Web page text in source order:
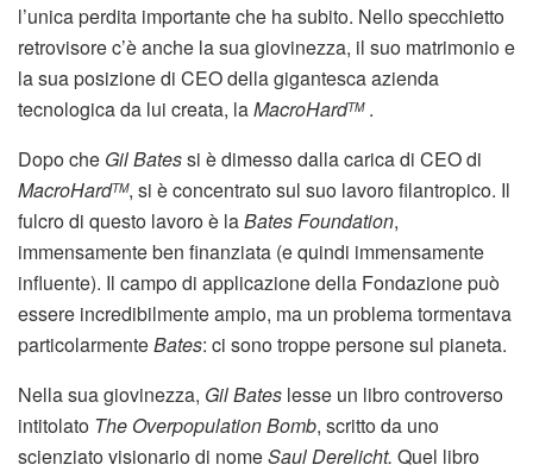
l’unica perdita importante che ha subito. Nello specchietto
retrovisore c’è anche la sua giovinezza, il suo matrimonio e
la sua posizione di CEO della gigantesca azienda
tecnologica da lui creata, laMacroHardTM.
Dopo che Gil Batessi è dimesso dalla carica di CEO di
MacroHardTM, si è concentrato sul suo lavoro filantropico. Il
fulcro di questo lavoro è laBates Foundation,
immensamente ben finanziata (e quindi immensamente
influente). Il campo di applicazione della Fondazione può
essere incredibilmente ampio, ma un problema tormentava
particolarmenteBates: ci sono troppe persone sul pianeta.
Nella sua giovinezza, Gil Bates lesse un libro controverso
intitolato The Overpopulation Bomb, scritto da uno
scienziato visionario di nomeSaul Derelicht. Quel libro